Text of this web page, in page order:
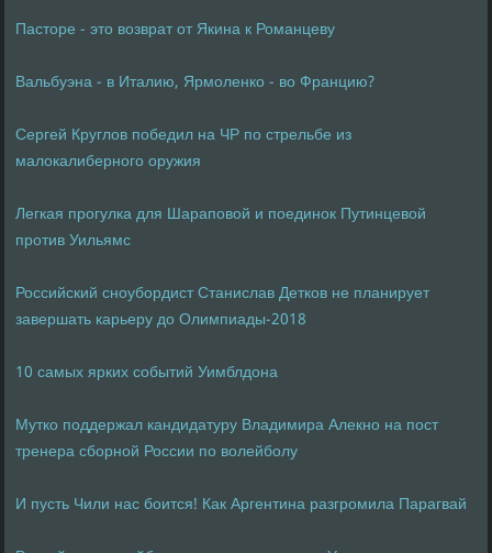
Пасторе - это возврат от Якина к Романцеву
Вальбуэна - в Италию, Ярмоленко - во Францию?
Сергей Круглов победил на ЧР по стрельбе из
малокалиберного оружия
Легкая прогулка для Шараповой и поединок Путинцевой
против Уильямс
Российский сноубордист Станислав Детков не планирует
завершать карьеру до Олимпиады-2018
10 самых ярких событий Уимблдона
Мутко поддержал кандидатуру Владимира Алекно на пост
тренера сборной России по волейболу
И пусть Чили нас боится! Как Аргентина разгромила Парагвай